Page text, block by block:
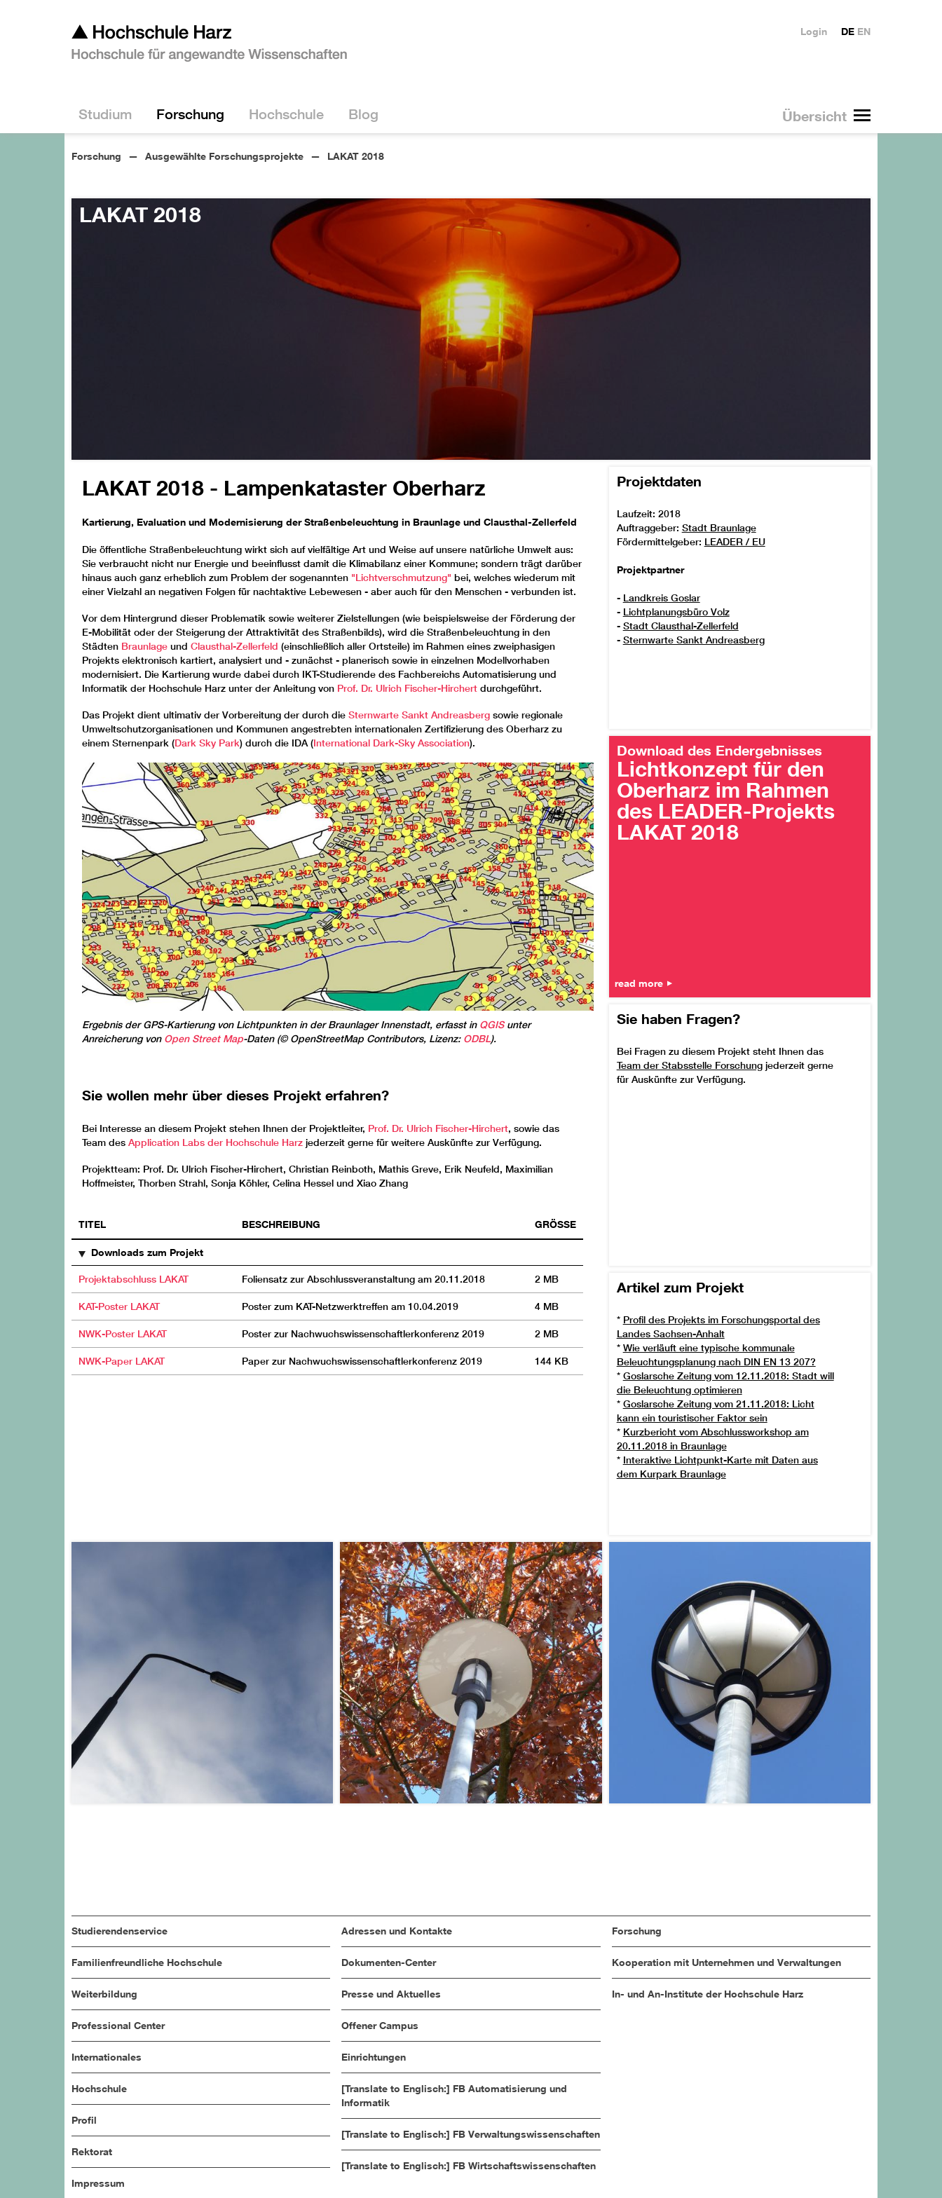
Übersicht
Studium Forschung Hochschule Blog
DE EN
Login
Forschung Ausgewählte Forschungsprojekte LAKAT 2018
LAKAT 2018
LAKAT 2018 - Lampenkataster Oberharz
Kartierung, Evaluation und Modernisierung der Straßenbeleuchtung in Braunlage und Clausthal-Zellerfeld
Die öffentliche Straßenbeleuchtung wirkt sich auf vielfältige Art und Weise auf unsere natürliche Umwelt aus:
Sie verbraucht nicht nur Energie und beeinflusst damit die Klimabilanz einer Kommune; sondern trägt darüber
hinaus auch ganz erheblich zum Problem der sogenannten "Lichtverschmutzung" bei, welches wiederum mit
einer Vielzahl an negativen Folgen für nachtaktive Lebewesen - aber auch für den Menschen - verbunden ist.
Vor dem Hintergrund dieser Problematik sowie weiterer Zielstellungen (wie beispielsweise der Förderung der
E-Mobilität oder der Steigerung der Attraktivität des Straßenbilds), wird die Straßenbeleuchtung in den
Städten Braunlage und Clausthal-Zellerfeld (einschließlich aller Ortsteile) im Rahmen eines zweiphasigen
Projekts elektronisch kartiert, analysiert und - zunächst - planerisch sowie in einzelnen Modellvorhaben
modernisiert. Die Kartierung wurde dabei durch IKT-Studierende des Fachbereichs Automatisierung und
Informatik der Hochschule Harz unter der Anleitung von Prof. Dr. Ulrich Fischer-Hirchert durchgeführt.
Das Projekt dient ultimativ der Vorbereitung der durch die Sternwarte Sankt Andreasberg sowie regionale
Umweltschutzorganisationen und Kommunen angestrebten internationalen Zertifizierung des Oberharz zu
einem Sternenpark (Dark Sky Park) durch die IDA (International Dark-Sky Association).
Ergebnis der GPS-Kartierung von Lichtpunkten in der Braunlager Innenstadt, erfasst in QGISunter
Anreicherung von Open Street Map-Daten (© OpenStreetMap Contributors, Lizenz: ODBL).
Sie wollen mehr über dieses Projekt erfahren?
Bei Interesse an diesem Projekt stehen Ihnen der Projektleiter, Prof. Dr. Ulrich Fischer-Hirchert, sowie das
Team des Application Labs der Hochschule Harz jederzeit gerne für weitere Auskünfte zur Verfügung.
Projektteam: Prof. Dr. Ulrich Fischer-Hirchert, Christian Reinboth, Mathis Greve, Erik Neufeld, Maximilian
Hoffmeister, Thorben Strahl, Sonja Köhler, Celina Hessel und Xiao Zhang
TITEL BESCHREIBUNG GRÖSSE
Downloads zum Projekt
Projektabschluss LAKAT Foliensatz zur Abschlussveranstaltung am 20.11.2018 2 MB
KAT-Poster LAKAT Poster zum KAT-Netzwerktreffen am 10.04.2019 4 MB
NWK-Poster LAKAT Poster zur Nachwuchswissenschaftlerkonferenz 2019 2 MB
NWK-Paper LAKAT Paper zur Nachwuchswissenschaftlerkonferenz 2019 144 KB
Projektdaten
Laufzeit: 2018
Auftraggeber: Stadt Braunlage
Fördermittelgeber: LEADER / EU
Projektpartner
- Landkreis Goslar
- Lichtplanungsbüro Volz
- Stadt Clausthal-Zellerfeld
- Sternwarte Sankt Andreasberg
Download des Endergebnisses
Lichtkonzept für den
Oberharz im Rahmen
des LEADER-Projekts
LAKAT 2018
read more
Sie haben Fragen?
Bei Fragen zu diesem Projekt steht Ihnen das
Team der Stabsstelle Forschungjederzeit gerne
für Auskünfte zur Verfügung.
Artikel zum Projekt
* Profil des Projekts im Forschungsportal des
Landes Sachsen-Anhalt
* Wie verläuft eine typische kommunale
Beleuchtungsplanung nach DIN EN 13 207?
* Goslarsche Zeitung vom 12.11.2018: Stadt will
die Beleuchtung optimieren
* Goslarsche Zeitung vom 21.11.2018: Licht
kann ein touristischer Faktor sein
* Kurzbericht vom Abschlussworkshop am
20.11.2018 in Braunlage
* Interaktive Lichtpunkt-Karte mit Daten aus
dem Kurpark Braunlage
Studierendenservice
Familienfreundliche Hochschule
Weiterbildung
Professional Center
Internationales
Hochschule
Profil
Rektorat
Impressum
Adressen und Kontakte
Dokumenten-Center
Presse und Aktuelles
Offener Campus
Einrichtungen
[Translate to Englisch:] FB Automatisierung und
Informatik
[Translate to Englisch:] FB Verwaltungswissenschaften
[Translate to Englisch:] FB Wirtschaftswissenschaften
Forschung
Kooperation mit Unternehmen und Verwaltungen
In- und An-Institute der Hochschule Harz